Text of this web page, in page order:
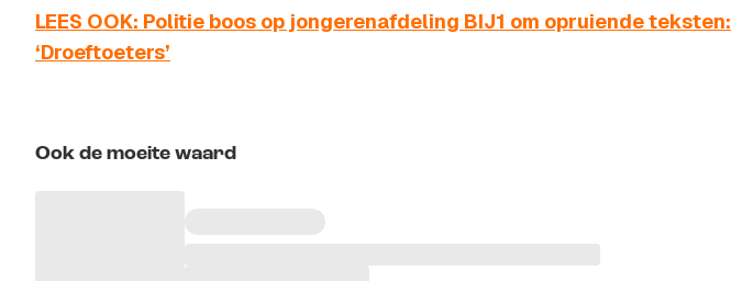
LEES OOK: Politie boos op jongerenafdeling BIJ1 om opruiende teksten:
‘Droeftoeters’
Ook de moeite waard